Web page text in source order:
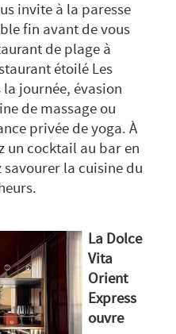
invite à la paresse
fin avant de vous
de plage à
étoilé Les
journée, évasion
de massage ou
privée de yoga. À
un cocktail au bar en
savourer la cuisine du
La Dolce
Vita
Orient
Express
ouvre